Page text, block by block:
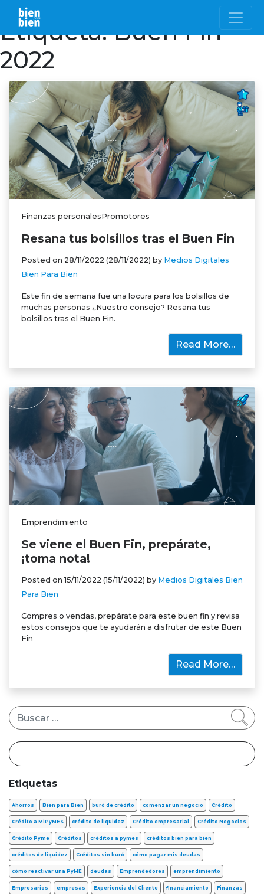
Etiqueta:Buen Fin
2022
Finanzas personalesPromotores
Resana tus bolsillos tras el Buen Fin
Posted on 28/11/2022 (28/11/2022) by Medios Digitales
Bien Para Bien
Este fin de semana fue una locura para los bolsillos de
muchas personas ¿Nuestro consejo? Resana tus
bolsillos tras el Buen Fin.
Read More…
Emprendimiento
Se viene el Buen Fin, prepárate,
¡toma nota!
Posted on15/11/2022 (15/11/2022) by Medios Digitales Bien
Para Bien
Compres o vendas, prepárate para este buen fin y revisa
estos consejos que te ayudarán a disfrutar de este Buen
Fin
Read More…
Buscar
Etiquetas
Ahorros Bien para Bien buró de crédito comenzar un negocio Crédito
Crédito a MiPyMES crédito de liquidez Crédito empresarial Crédito Negocios
Crédito Pyme Créditos créditos a pymes créditos bien para bien
créditos de liquidez Créditos sin buró cómo pagar mis deudas
cómo reactivar una PyME deudas Emprendedores emprendimiento
Empresarios empresas Experiencia del Cliente financiamiento Finanzas